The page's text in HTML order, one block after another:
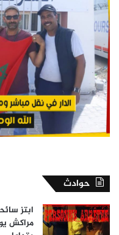
حوادث
ابتز
مراكش